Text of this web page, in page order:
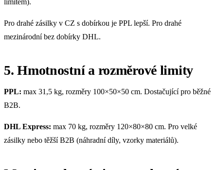
limitem).
Pro drahé zásilky v CZ s dobírkou je PPL lepší. Pro drahé
mezinárodní bez dobírky DHL.
5. Hmotnostní a rozměrové limity
PPL: max 31,5 kg, rozměry 100×50×50 cm. Dostačující pro běžné
B2B.
DHL Express: max 70 kg, rozměry 120×80×80 cm. Pro velké
zásilky nebo těžší B2B (náhradní díly, vzorky materiálů).